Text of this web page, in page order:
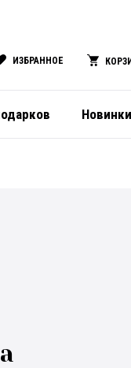
ИЗБРАННОЕ
Новинки